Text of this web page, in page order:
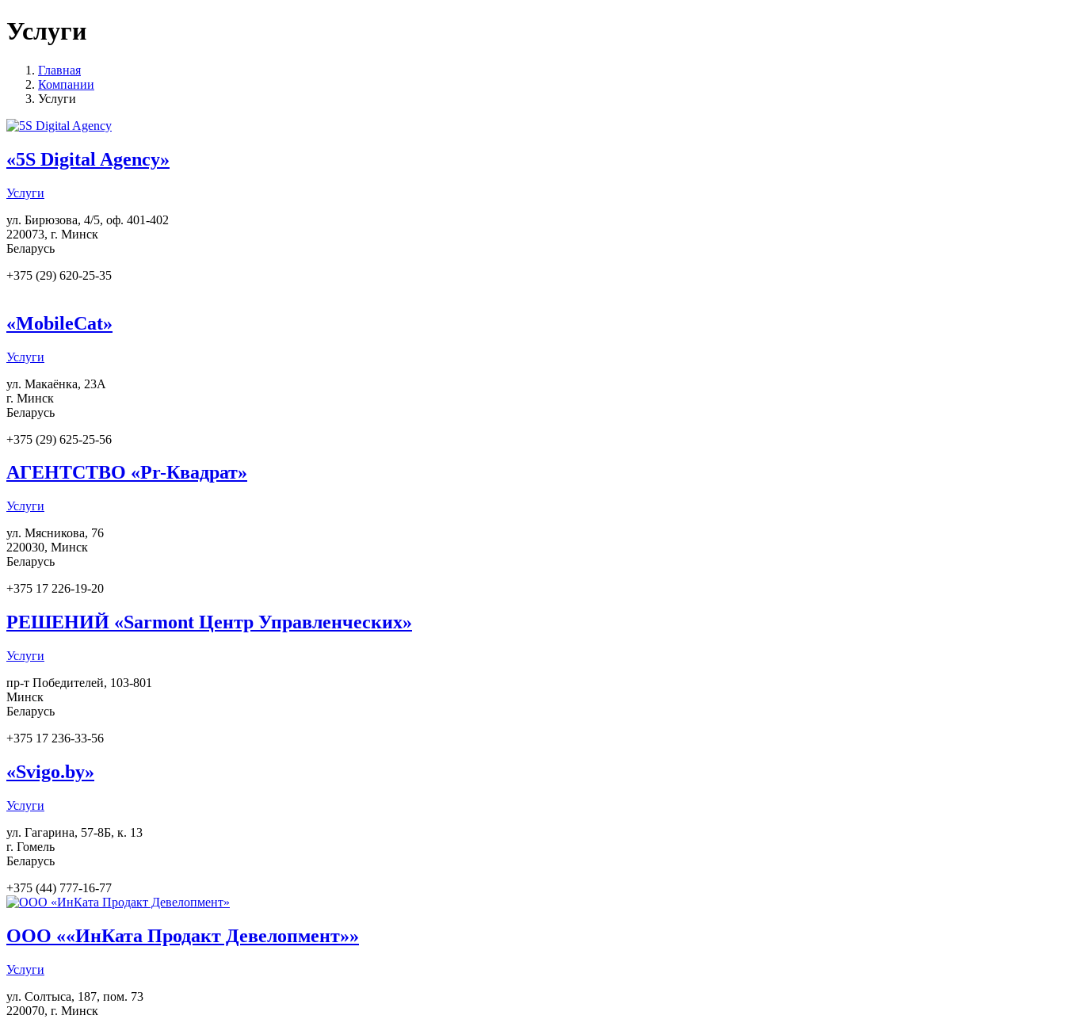
Услуги
Главная
Компании
Услуги
«5S Digital Agency»
Услуги
ул. Бирюзова, 4/5, оф. 401-402
220073, г. Минск
Беларусь
+375 (29) 620-25-35
«MobileCat»
Услуги
ул. Макаёнка, 23А
г. Минск
Беларусь
+375 (29) 625-25-56
АГЕНТСТВО «Pr-Квадрат»
Услуги
ул. Мясникова, 76
220030, Минск
Беларусь
+375 17 226-19-20
РЕШЕНИЙ «Sarmont Центр Управленческих»
Услуги
пр-т Победителей, 103-801
Минск
Беларусь
+375 17 236-33-56
«Svigo.by»
Услуги
ул. Гагарина, 57-8Б, к. 13
г. Гомель
Беларусь
+375 (44) 777-16-77
ООО ««ИнКата Продакт Девелопмент»»
Услуги
ул. Солтыса, 187, пом. 73
220070, г. Минск